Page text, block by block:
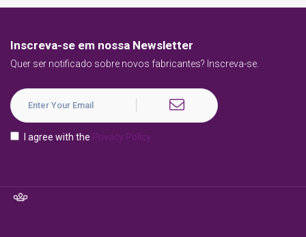
Inscreva-se em nossa Newsletter
Quer ser notificado sobre novos fabricantes? Inscreva-se.
I agree with the Privacy Policy